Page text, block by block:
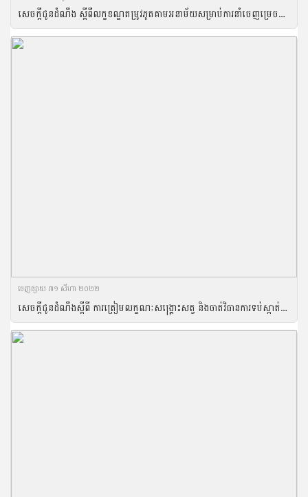
សេចក្តីជូនដំណឹង ស្តីពីលក្ខខណ្ឌតម្រូវភូតគាមអនាម័យសម្រាប់ការនាំចេញម្រេចទៅកាន់ប្រទេសចិន
ចេញ​ផ្សាយ​ ៣១ សីហា ២០២២
សេចក្តីជូនដំណឹងស្តីពី ការត្រៀមលក្ខណៈសង្រ្គោះសត្វ និងចាត់វិធានការទប់ស្កាត់ការឆ្លងរាលដាលជំងឺសត្វនៅរដូវវស្សា